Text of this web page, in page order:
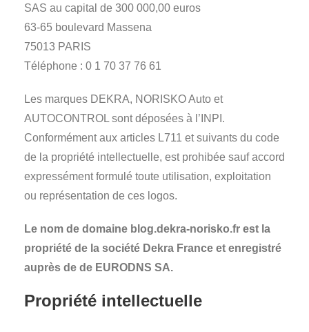
SAS au capital de 300 000,00 euros
63-65 boulevard Massena
75013 PARIS
Téléphone : 0 1 70 37 76 61
Les marques DEKRA, NORISKO Auto et
AUTOCONTROL sont déposées à l’INPI.
Conformément aux articles L711 et suivants du code
de la propriété intellectuelle, est prohibée sauf accord
expressément formulé toute utilisation, exploitation
ou représentation de ces logos.
Le nom de domaine blog.dekra-norisko.fr est la
propriété de la société Dekra France et enregistré
auprès de de EURODNS SA.
Propriété intellectuelle